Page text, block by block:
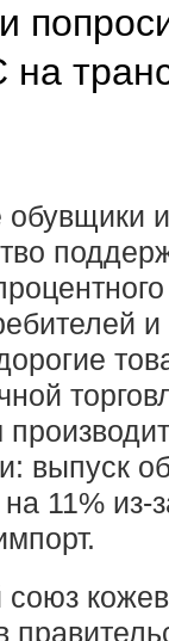
обувщики
выпуск
на 11%
союз